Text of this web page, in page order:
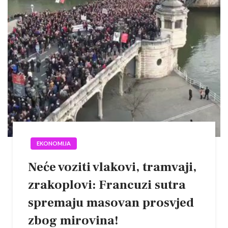
EKONOMIJA
Neće voziti vlakovi, tramvaji,
zrakoplovi: Francuzi sutra
spremaju masovan prosvjed
zbog mirovina!